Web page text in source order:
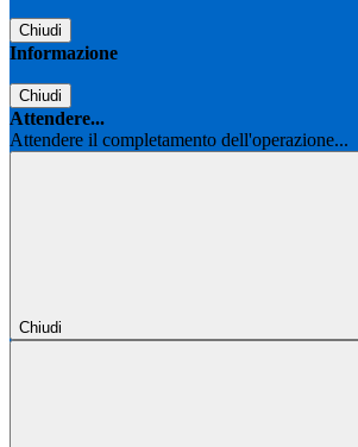
Chiudi
Informazione
Chiudi
Attendere...
Attendere il completamento dell'operazione...
Chiudi